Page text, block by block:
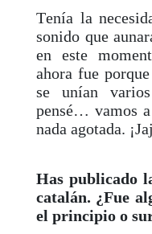
Tenía la
sonido que
en este
ahora fue
se unían
pensé… vamos
nada agotada.
Has publicado
catalán. ¿Fue
el principio o